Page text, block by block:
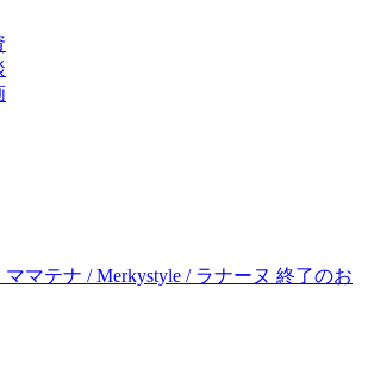
ママテナ / Merkystyle / ラナーヌ 終了のお